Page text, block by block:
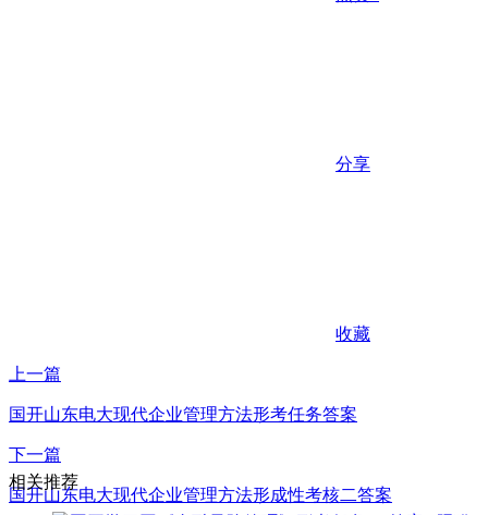
分享
收藏
上一篇
国开山东电大现代企业管理方法形考任务答案
下一篇
国开山东电大现代企业管理方法形成性考核二答案
相关推荐